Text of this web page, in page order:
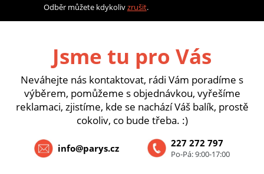
Odběr můžete kdykolivzrušit.
Jsme tu pro Vás
Neváhejte nás kontaktovat, rádi Vám poradíme s
výběrem, pomůžeme s objednávkou, vyřešíme
reklamaci, zjistíme, kde se nachází Váš balík, prostě
cokoliv, co bude třeba. :)
227 272 797
Po-Pá: 9:00-17:00
info@parys.cz